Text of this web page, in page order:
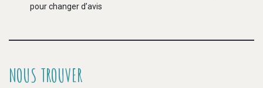
pour changer d’avis
NOUS TROUVER